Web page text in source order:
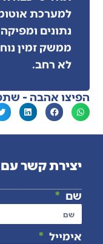
למערכת
נתונים
ממשק זמין
לא רחב.
הפיצו אהבה -
יצירת קשר
שם
אימייל